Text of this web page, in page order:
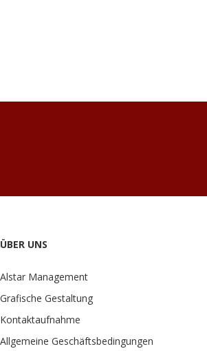
ÜBER UNS
Alstar Management
Grafische Gestaltung
Kontaktaufnahme
Allgemeine Geschäftsbedingungen